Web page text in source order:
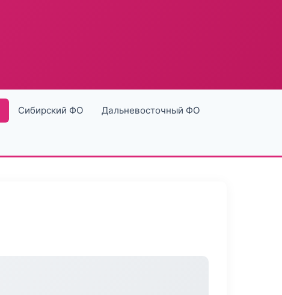
Сибирский ФО Дальневосточный ФО